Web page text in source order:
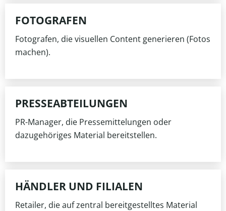
FOTOGRAFEN
Fotografen, die visuellen Content generieren (Fotos
machen).
PRESSEABTEILUNGEN
PR-Manager, die Pressemittelungen oder
dazugehöriges Material bereitstellen.
HÄNDLER UND FILIALEN
Retailer, die auf zentral bereitgestelltes Material